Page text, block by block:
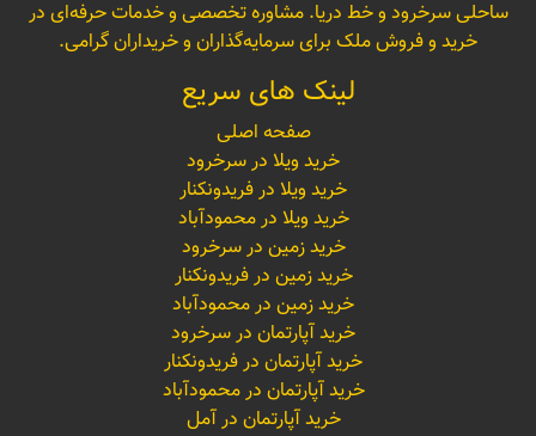
ساحلی سرخرود و خط دریا. مشاوره تخصصی و خدمات حرفه‌ای در
خرید و فروش ملک برای سرمایه‌گذاران و خریداران گرامی.
لینک های سریع
صفحه اصلی
خرید ویلا در سرخرود
خرید ویلا در فریدونکنار
خرید ویلا در محمودآباد
خرید زمین در سرخرود
خرید زمین در فریدونکنار
خرید زمین در محمودآباد
خرید آپارتمان در سرخرود
خرید آپارتمان در فریدونکنار
خرید آپارتمان در محمودآباد
خرید آپارتمان در آمل